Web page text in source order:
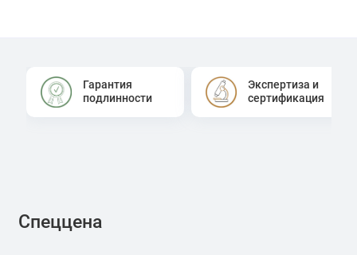
Гарантия
подлинности
Экспертиза и
сертификация
Спеццена